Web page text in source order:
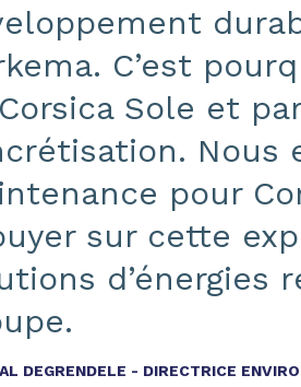
C’est
Sole et
Nous
pour
sur cette
d’énergies
DEGRENDELE - DIRECTRICE